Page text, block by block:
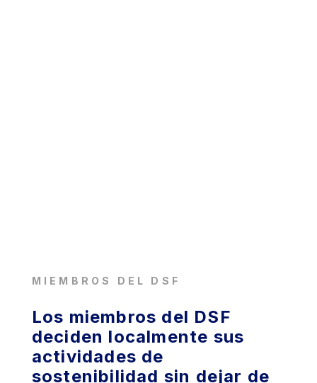
MIEMBROS DEL DSF
Los miembros del DSF
deciden localmente sus
actividades de
sostenibilidad sin dejar de